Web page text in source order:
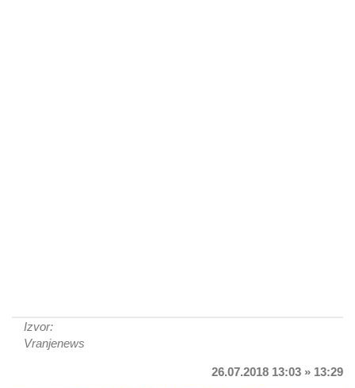
Izvor:
Vranjenews
26.07.2018 13:03 » 13:29